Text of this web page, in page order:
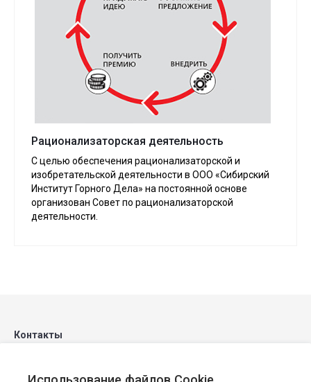
Рационализаторская деятельность
C целью обеспечения рационализаторской и
изобретательской деятельности в ООО «Сибирский
Институт Горного Дела» на постоянной основе
организован Совет по рационализаторской
деятельности.
Контакты